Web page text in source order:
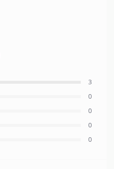
3
0
0
0
0